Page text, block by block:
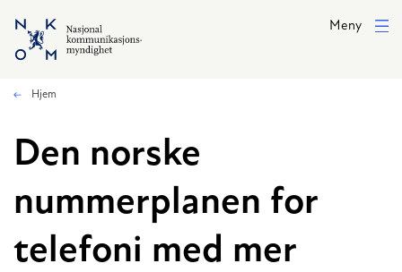
Hopp til hovedinnhold
Meny
Hjem
Den norske
nummerplanen for
telefoni med mer